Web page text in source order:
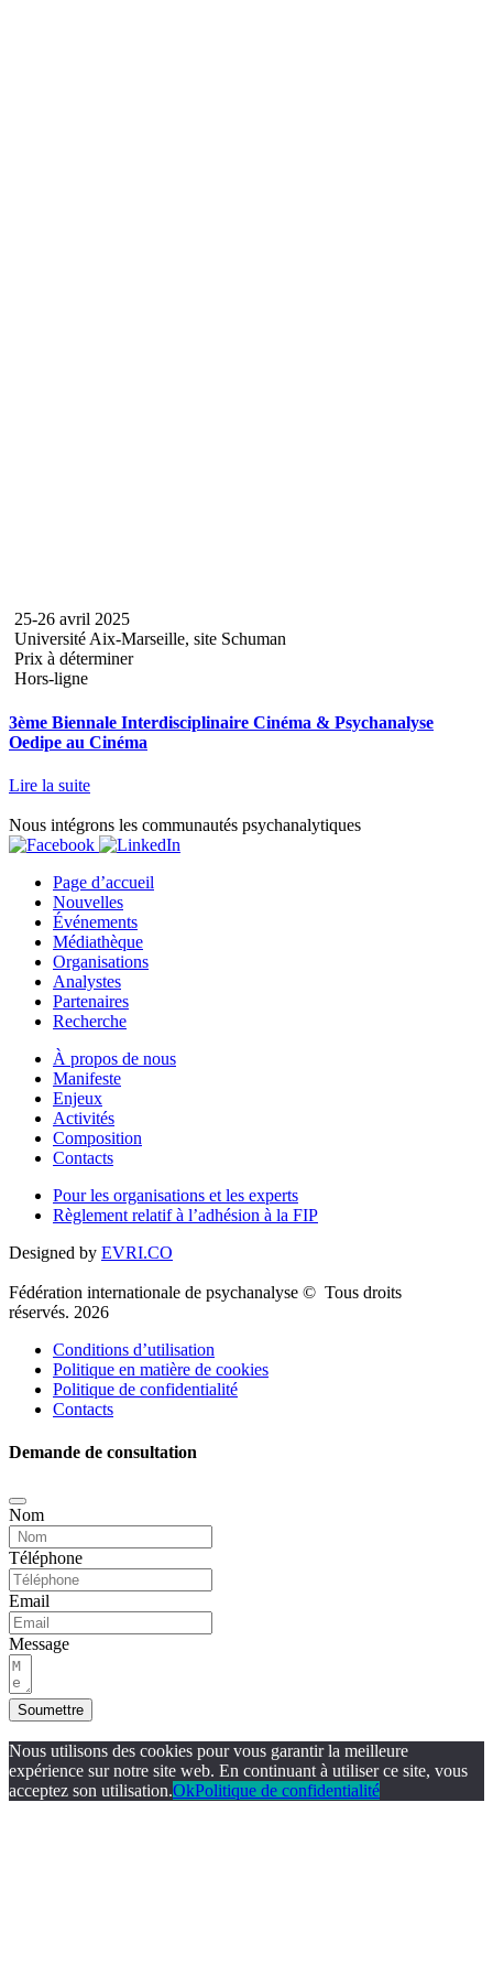
25-26 avril 2025
Université Aix-Marseille, site Schuman
Prix à déterminer
Hors-ligne
3ème Biennale Interdisciplinaire Cinéma & Psychanalyse
Oedipe au Cinéma
Lire la suite
Nous intégrons les communautés psychanalytiques
Page d’accueil
Nouvelles
Événements
Médiathèque
Organisations
Analystes
Partenaires
Recherche
À propos de nous
Manifeste
Enjeux
Activités
Composition
Contacts
Pour les organisations et les experts
Règlement relatif à l’adhésion à la FIP
Designed by EVRI.CO
Fédération internationale de psychanalyse © Tous droits
réservés. 2026
Conditions d’utilisation
Politique en matière de cookies
Politique de confidentialité
Contacts
Demande de consultation
Nom
Téléphone
Email
Message
Soumettre
Nous utilisons des cookies pour vous garantir la meilleure
expérience sur notre site web. En continuant à utiliser ce site, vous
acceptez son utilisation.OkPolitique de confidentialité